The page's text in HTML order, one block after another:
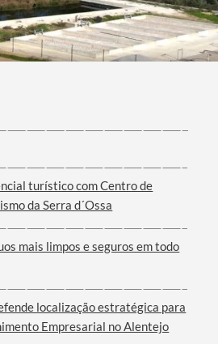
turístico com Centro de
da Serra d´Ossa
mais limpos e seguros em todo
localização estratégica para
Empresarial no Alentejo